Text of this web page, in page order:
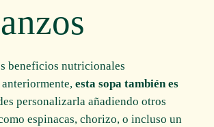
beneficios nutricionales
anteriormente,esta sopa también es
personalizarla añadiendo otros
espinacas, chorizo, o incluso un